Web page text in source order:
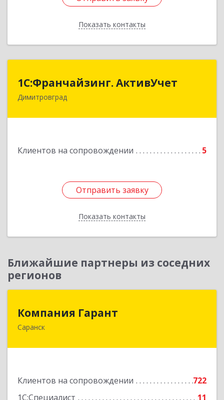
Показать контакты
Назад
1С:Франчайзинг. АктивУчет
Димитровград
Клиентов на сопровождении 5
Отправить заявку
Показать контакты
1С:Франчайзинг. АктивУчет
433505, Ульяновская обл., г. Димитровград, ул.
Отправить заявку
Назад
Ближайшие партнеры из соседних
регионов
Компания Гарант
Саранск
Клиентов на сопровождении
722
1С:Специалист
11